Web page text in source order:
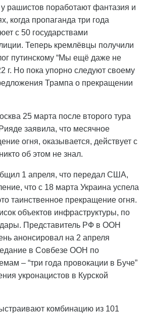
рашистов поработают фантазия и
когда пропаганда три года
с 50 государствами
Теперь кремлёвцы получили
путинскому “Мы ещё даже не
г. Но пока упорно следуют своему
Трампа о прекращении
25 марта после второго тура
заявила, что месячное
огня, оказывается, действует с
об этом не знал.
1 апреля, что передал США,
что с 18 марта Украина успела
таинственное прекращение огня.
объектов инфраструктуры, по
Представитель РФ в ООН
анонсировал на 2 апреля
в Совбезе ООН по
– “три года провокации в Буче”
укронацистов в Курской
комбинацию из 101